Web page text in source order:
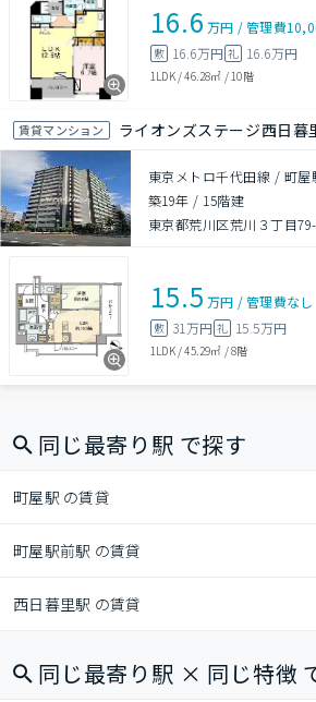
16.6 万円 /管理費
敷 16.6万円 礼 16.6万円
1LDK/46.28㎡ / 10階
賃貸マンション ライオンズステージ西日暮
東京メトロ千代田線 / 町屋
築19年 / 15階建
東京都荒川区荒川３丁目
15.5 万円 /管理費なし
敷 31万円 礼 15.5万円
1LDK/45.29㎡ /8階
同じ最寄り駅 で探す
町屋駅 の賃貸
町屋駅前駅 の賃貸
西日暮里駅 の賃貸
同じ最寄り駅 × 同じ特徴